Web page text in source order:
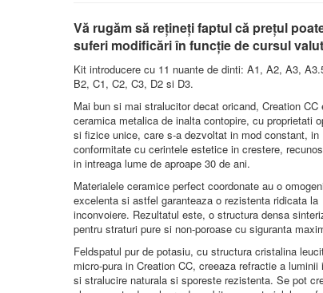
Vă rugăm să rețineți faptul că prețul
suferi modificări în funcție de cursul
Kit introducere cu 11 nuante de dinti: A1, A2, A3,
B2, C1, C2, C3, D2 si D3.
Mai bun si mai stralucitor decat oricand, Creation CC
ceramica metalica de inalta contopire, cu proprietati
si fizice unice, care s-a dezvoltat in mod constant, in
conformitate cu cerintele estetice in crestere,
in intreaga lume de aproape 30 de ani.
Materialele ceramice perfect coordonate au o
excelenta si astfel garanteaza o rezistenta ridicata la
inconvoiere. Rezultatul este, o structura densa
pentru straturi pure si non-poroase cu siguranta
Feldspatul pur de potasiu, cu structura cristalina
micro-pura in Creation CC, creeaza refractie a luminii
si stralucire naturala si sporeste rezistenta. Se pot